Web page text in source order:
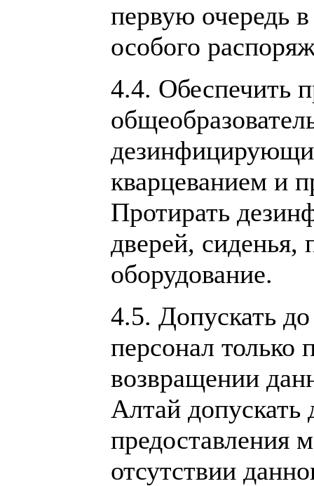
первую очередь
особого
4.4. Обеспечить
кварцеванием и
Протирать
дверей, сиденья,
оборудование.
4.5. Допускать
персонал только
возвращении
Алтай допускать
предоставления
отсутствии